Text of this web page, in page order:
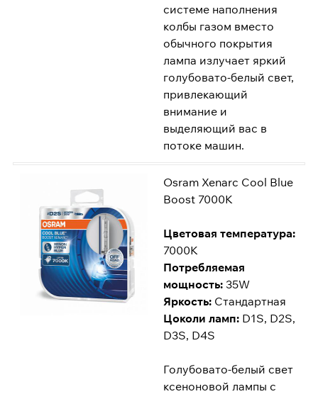
системе наполнения
колбы газом вместо
обычного покрытия
лампа излучает яркий
голубовато-белый свет,
привлекающий
внимание и
выделяющий вас в
потоке машин.
Osram Xenarc Cool Blue
Boost 7000K
Цветовая температура:
7000K
Потребляемая
мощность: 35W
Яркость: Стандартная
Цоколи ламп: D1S, D2S,
D3S, D4S
Голубовато-белый свет
ксеноновой лампы с